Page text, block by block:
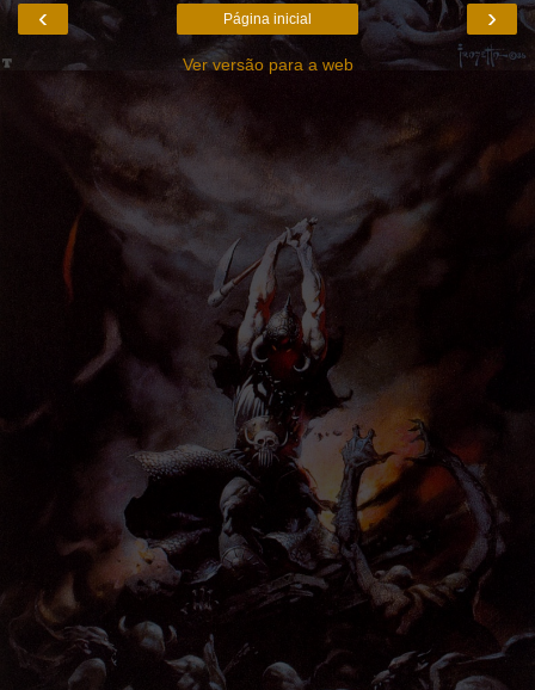
‹ ›
Página inicial
Ver versão para a web